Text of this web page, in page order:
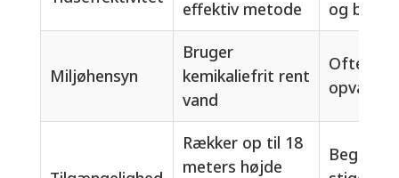
effektiv metode
og
Miljøhensyn
Bruger
kemikaliefrit rent
vand
Ofte
Rækker op til 18
meters højde